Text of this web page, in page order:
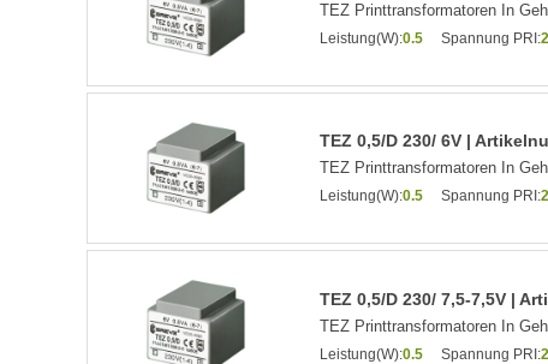
TEZ Printtransformatoren In
Leistung(W):0.5 Spannung PRI:
TEZ 0,5/D 230/ 6V |
TEZ Printtransformatoren In
Leistung(W):0.5 Spannung PRI:
TEZ 0,5/D 230/ 7,5-7,5V |
TEZ Printtransformatoren In
Leistung(W):0.5 Spannung PRI: